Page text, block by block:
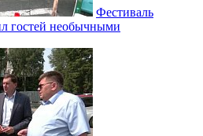
Фестиваль
гостей необычными